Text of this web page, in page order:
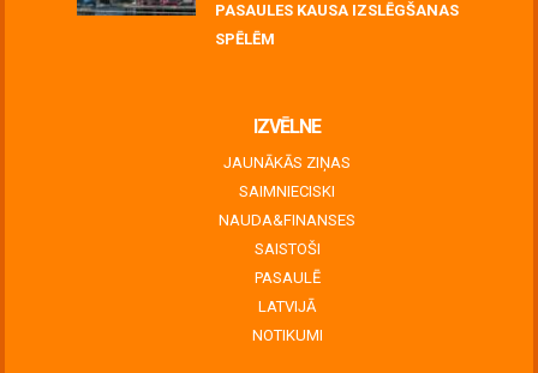
PASAULES KAUSA IZSLĒGŠANAS
SPĒLĒM
IZVĒLNE
JAUNĀKĀS ZIŅAS
SAIMNIECISKI
NAUDA&FINANSES
SAISTOŠI
PASAULĒ
LATVIJĀ
NOTIKUMI